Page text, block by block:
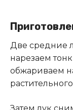
Две средние
нарезаем
обжариваем